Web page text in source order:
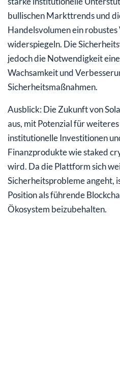
bullischen Markttrends und
Handelsvolumen ein
widerspiegeln. Die
jedoch die Notwendigkeit
Wachsamkeit und
Sicherheitsmaßnahmen.
Ausblick: Die Zukunft von
aus, mit Potenzial für
institutionelle Investitionen
Finanzprodukte wie staked
wird. Da die Plattform sich
Sicherheitsprobleme angeht,
Position als führende
Ökosystem beizubehalten.